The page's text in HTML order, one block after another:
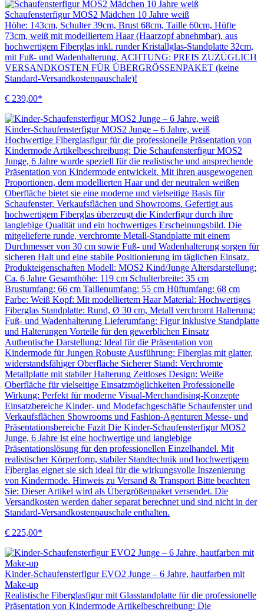
Schaufensterfigur MOS2 Mädchen 10 Jahre weiß
Höhe: 143cm, Schulter 39cm, Brust 68cm, Taille 60cm, Hüfte
73cm, weiß mit modelliertem Haar (Haarzopf abnehmbar), aus
hochwertigem Fiberglas inkl. runder Kristallglas-Standplatte 32cm,
mit Fuß- und Wadenhalterung. ACHTUNG: PREIS ZUZÜGLICH
VERSANDKOSTEN FÜR ÜBERGRÖSSENPAKET (keine
Standard-Versandkostenpauschale)!
€ 239,00*
Kinder-Schaufensterfigur MOS2 Junge – 6 Jahre, weiß
Hochwertige Fiberglasfigur für die professionelle Präsentation von
Kindermode Artikelbeschreibung: Die Schaufensterfigur MOS2
Junge, 6 Jahre wurde speziell für die realistische und ansprechende
Präsentation von Kindermode entwickelt. Mit ihren ausgewogenen
Proportionen, dem modellierten Haar und der neutralen weißen
Oberfläche bietet sie eine moderne und vielseitige Basis für
Schaufenster, Verkaufsflächen und Showrooms. Gefertigt aus
hochwertigem Fiberglas überzeugt die Kinderfigur durch ihre
langlebige Qualität und ein hochwertiges Erscheinungsbild. Die
mitgelieferte runde, verchromte Metall-Standplatte mit einem
Durchmesser von 30 cm sowie Fuß- und Wadenhalterung sorgen für
sicheren Halt und eine stabile Positionierung im täglichen Einsatz.
Produkteigenschaften Modell: MOS2 Kind/Junge Altersdarstellung:
Ca. 6 Jahre Gesamthöhe: 119 cm Schulterbreite: 35 cm
Brustumfang: 66 cm Taillenumfang: 55 cm Hüftumfang: 68 cm
Farbe: Weiß Kopf: Mit modelliertem Haar Material: Hochwertiges
Fiberglas Standplatte: Rund, Ø 30 cm, Metall verchromt Halterung:
Fuß- und Wadenhalterung Lieferumfang: Figur inklusive Standplatte
und Halterungen Vorteile für den gewerblichen Einsatz
Authentische Darstellung: Ideal für die Präsentation von
Kindermode für Jungen Robuste Ausführung: Fiberglas mit glatter,
widerstandsfähiger Oberfläche Sicherer Stand: Verchromte
Metallplatte mit stabiler Halterung Zeitloses Design: Weiße
Oberfläche für vielseitige Einsatzmöglichkeiten Professionelle
Wirkung: Perfekt für moderne Visual-Merchandising-Konzepte
Einsatzbereiche Kinder- und Modefachgeschäfte Schaufenster und
Verkaufsflächen Showrooms und Fashion-Agenturen Messe- und
Präsentationsbereiche Fazit Die Kinder-Schaufensterfigur MOS2
Junge, 6 Jahre ist eine hochwertige und langlebige
Präsentationslösung für den professionellen Einzelhandel. Mit
realistischer Körperform, stabiler Standtechnik und hochwertigem
Fiberglas eignet sie sich ideal für die wirkungsvolle Inszenierung
von Kindermode. Hinweis zu Versand & Transport Bitte beachten
Sie: Dieser Artikel wird als Übergrößenpaket versendet. Die
Versandkosten werden daher separat berechnet und sind nicht in der
Standard-Versandkostenpauschale enthalten.
€ 225,00*
Kinder-Schaufensterfigur EVO2 Junge – 6 Jahre, hautfarben mit
Make-up
Realistische Fiberglasfigur mit Glasstandplatte für die professionelle
Präsentation von Kindermode Artikelbeschreibung: Die